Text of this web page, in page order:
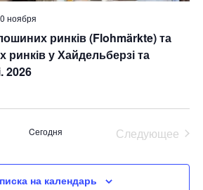
ноября
ринків (Flohmärkte) та
ринків у Хайдельберзі та
2026
Cегодня
Следующее
на календарь